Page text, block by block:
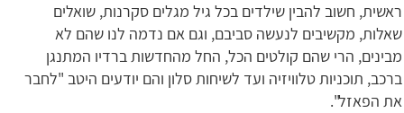
ראשית, חשוב להבין שילדים בכל גיל מגלים סקרנות, שואלים
שאלות, מקשיבים לנעשה סביבם, וגם אם נדמה לנו שהם לא
מבינים, הרי שהם קולטים הכל, החל מהחדשות ברדיו המתנגן
ברכב, תוכניות טלוויזיה ועד לשיחות סלון והם יודעים היטב "לחבר
את הפאזל".